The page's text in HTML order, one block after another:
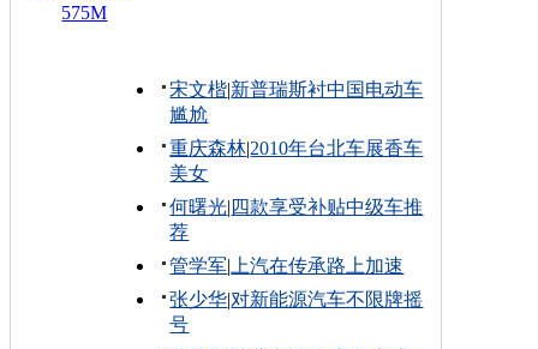
575M
宋文楷|新普瑞斯衬中国电动车
尴尬
重庆森林|2010年台北车展香车
美女
何曙光| 四款享受补贴中级车推
荐
管学军| 上汽在传承路上加速
张少华|对新能源汽车不限牌摇
号